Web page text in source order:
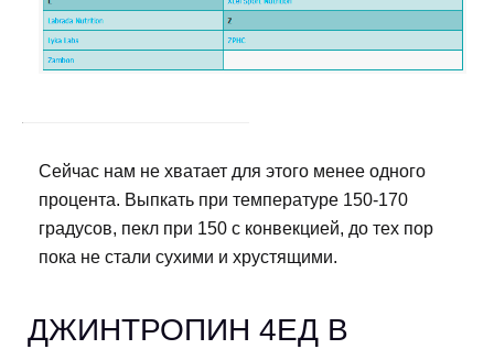
Сейчас нам не хватает для этого менее одного
процента. Выпкать при температуре 150-170
градусов, пекл при 150 с конвекцией, до тех пор
пока не стали сухими и хрустящими.
ДЖИНТРОПИН 4ЕД В